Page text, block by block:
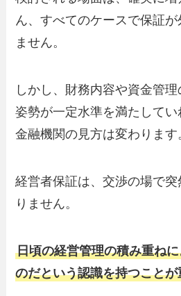
ん、すべてのケースで保証
ません。
しかし、財務内容や資金管
姿勢が一定水準を満たして
金融機関の見方は変わります
経営者保証は、交渉の場で
りません。
日頃の経営管理の積み重ね
のだという認識を持つことが